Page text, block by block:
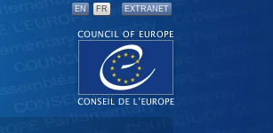
EN FR EXTRANET